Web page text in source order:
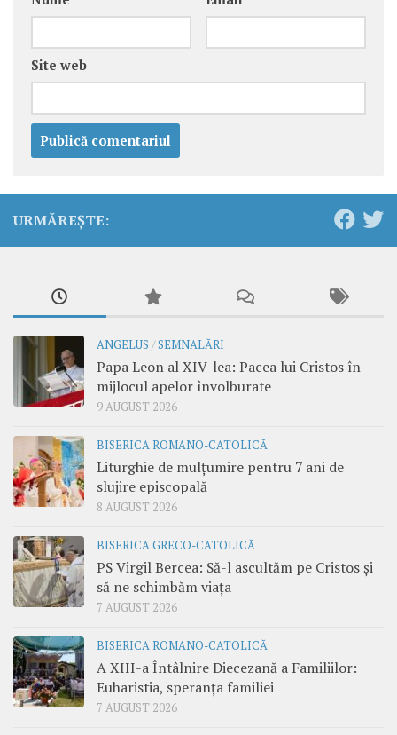
Site web
URMĂREȘTE:
ANGELUS /SEMNALĂRI
Papa Leon al XIV-lea: Pacea lui Cristos în
mijlocul apelor învolburate
9 AUGUST 2026
BISERICA ROMANO-CATOLICĂ
Liturghie de mulțumire pentru 7 ani de
slujire episcopală
8 AUGUST 2026
BISERICA GRECO-CATOLICĂ
PS Virgil Bercea: Să-l ascultăm pe Cristos și
să ne schimbăm viața
7 AUGUST 2026
BISERICA ROMANO-CATOLICĂ
A XIII-a Întâlnire Diecezană a Familiilor:
Euharistia, speranța familiei
7 AUGUST 2026